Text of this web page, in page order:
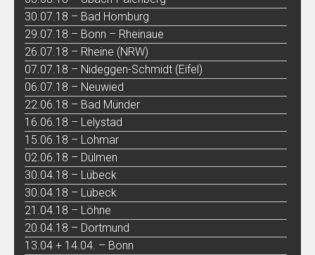
30.07.18 – Bad Homburg
29.07.18 – Bonn – Rheinaue
26.07.18 – Rheine (NRW)
07.07.18 – Nideggen-Schmidt (Eifel)
06.07.18 – Neuwied
22.06.18 – Bad Münder
16.06.18 – Lelystad
15.06.18 – Lohmar
02.06.18 – Dülmen
30.04.18 – Lübeck
30.04.18 – Lübeck
21.04.18 – Löhne
20.04.18 – Dortmund
13.04 + 14.04. – Bonn